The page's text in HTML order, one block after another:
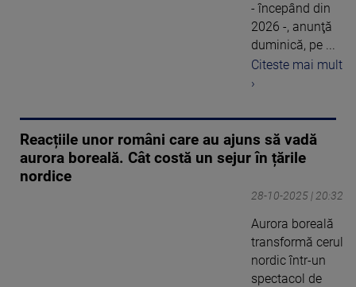
- începând din
2026 -, anunţă
duminică, pe ...
Citeste mai mult
›
Reacțiile unor români care au ajuns să vadă
aurora boreală. Cât costă un sejur în țările
nordice
28-10-2025 | 20:32
Aurora boreală
transformă cerul
nordic într-un
spectacol de